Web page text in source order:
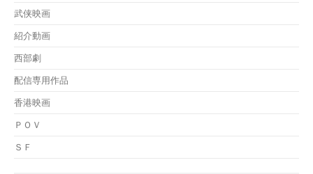
武侠映画
紹介動画
西部劇
配信専用作品
香港映画
ＰＯＶ
ＳＦ